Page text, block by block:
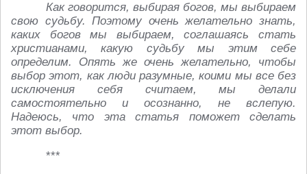
Как говорится, выбирая богов, мы выбираем
свою судьбу. Поэтому очень желательно знать,
каких богов мы выбираем, соглашаясь стать
христианами, какую судьбу мы этим себе
определим. Опять же очень желательно, чтобы
выбор этот, как люди разумные, коими мы все без
исключения себя считаем, мы делали
самостоятельно и осознанно, не вслепую.
Надеюсь, что эта статья поможет сделать
этот выбор.
***